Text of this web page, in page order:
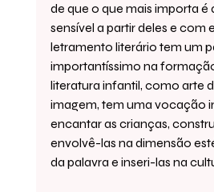
de que o que mais importa é
sensível a partir deles e com
letramento literário tem um
importantíssimo na
literatura infantil, como arte
imagem, tem uma vocação
encantar as crianças,
envolvê-las na dimensão
da palavra e inseri-las na